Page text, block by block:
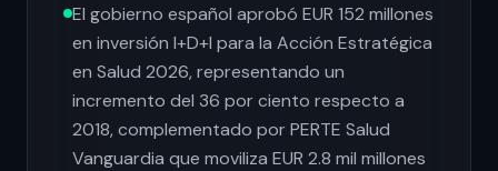
El gobierno español aprobó EUR 152 millones
en inversión I+D+I para la Acción Estratégica
en Salud 2026, representando un
incremento del 36 por ciento respecto a
2018, complementado por PERTE Salud
Vanguardia que moviliza EUR 2.8 mil millones